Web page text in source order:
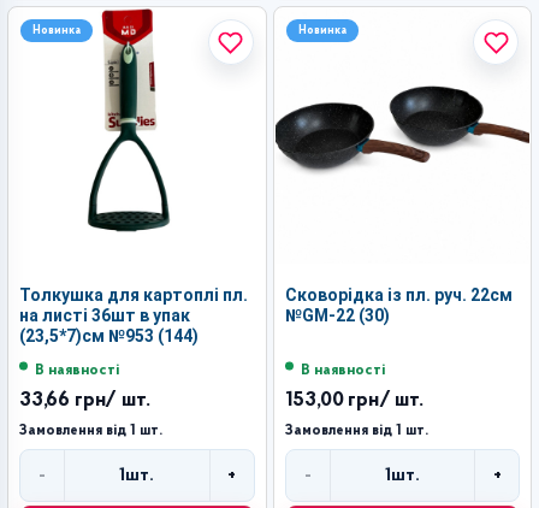
Новинка
Толкушка для картоплі пл.
на листі 36шт в упак
(23,5*7)см №953 (144)
В наявності
33,66 грн/ шт.
Замовлення від 1 шт.
- 1шт. +
Новинка
Сковорідка із пл. руч. 22см
№GM-22 (30)
В наявності
153,00 грн/ шт.
Замовлення від 1 шт.
- 1шт. +